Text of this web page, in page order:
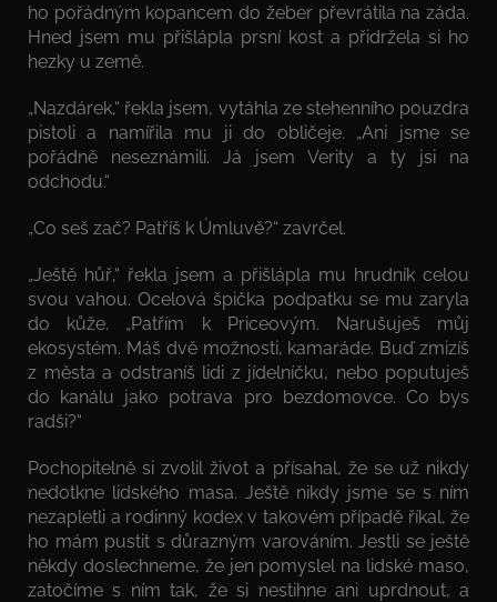
ho pořádným kopancem do žeber převrátila na záda.
Hned jsem mu přišlápla prsní kost a přidržela si ho
hezky u země.
„Nazdárek,“ řekla jsem, vytáhla ze stehenního pouzdra
pistoli a namířila mu ji do obličeje. „Ani jsme se
pořádně neseznámili. Já jsem Verity a ty jsi na
odchodu.“
„Co seš zač? Patříš k Úmluvě?“ zavrčel.
„Ještě hůř,“ řekla jsem a přišlápla mu hrudník celou
svou vahou. Ocelová špička podpatku se mu zaryla
do kůže. „Patřím k Priceovým. Narušuješ můj
ekosystém. Máš dvě možnosti, kamaráde. Buď zmizíš
z města a odstraníš lidi z jídelníčku, nebo poputuješ
do kanálu jako potrava pro bezdomovce. Co bys
radši?“
Pochopitelně si zvolil život a přísahal, že se už nikdy
nedotkne lidského masa. Ještě nikdy jsme se s ním
nezapletli a rodinný kodex v takovém případě říkal, že
ho mám pustit s důrazným varováním. Jestli se ještě
někdy doslechneme, že jen pomyslel na lidské maso,
zatočíme s ním tak, že si nestihne ani uprdnout, a